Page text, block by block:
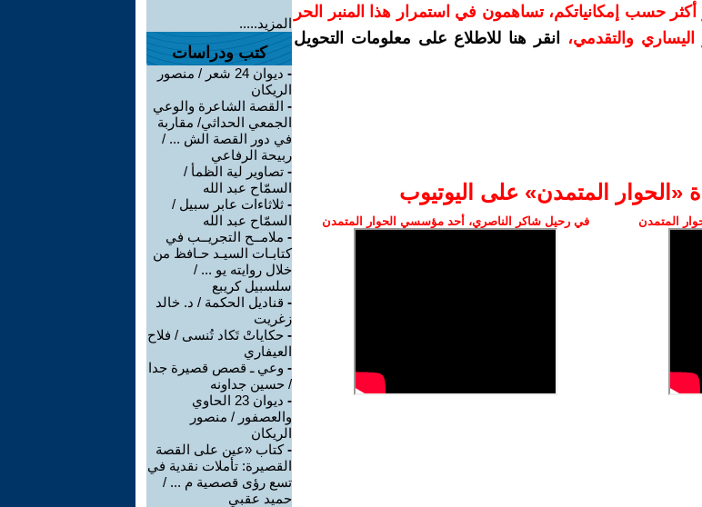
سنويًا أو أكثر حسب إمكانياتكم، تساهمون في استمرار هذا المنبر الحر
والتقدمي،
انقر هنا للاطلاع على معلومات التحويل
‫«الحوار المتمدن» على اليوتيوب
المتمدن في رحيل شاكر الناصري، أحد مؤسسي الحوار المتمدن
المزيد.....
كتب ودراسات
-
ديوان 24 شعر / منصور
الريكان
- القصة الشاعرة والوعي
الجمعي الحداثي/ مقاربة
في دور القصة الش ... /
ربيحة الرفاعي
- تصاوير لية الظمأ /
السمّاح عبد الله
- ثلاثاءات عابر سبيل /
السمّاح عبد الله
- ملامــح التجريــب في
كتابـات السيـد حـافظ من
خلال روايته يو ... /
سلسبيل كريبع
- قناديل الحكمة / د. خالد
زغريت
- حكاياتْ تَكاد تُنسى / فلاح
العيفاري
- وعي ـ قصص قصيرة جدا
/ حسين جداونه
-
ديوان 23 الحاوي
والعصفور / منصور
الريكان
-كتاب «عين على القصة
القصيرة: تأملات نقدية في
تسع رؤى قصصية م ... /
حميد عقبي